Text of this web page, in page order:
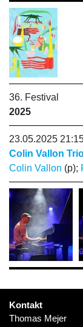
36. Festival
2025
23.05.2025
Colin Vallon
Colin Vallon (p);
Kontakt
Thomas Mejer